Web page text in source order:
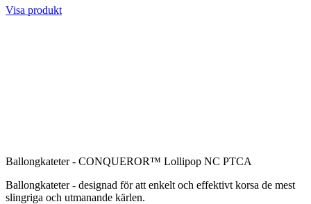
Visa produkt
Ballongkateter - CONQUEROR™ Lollipop NC PTCA
Ballongkateter - designad för att enkelt och effektivt korsa de mest
slingriga och utmanande kärlen.